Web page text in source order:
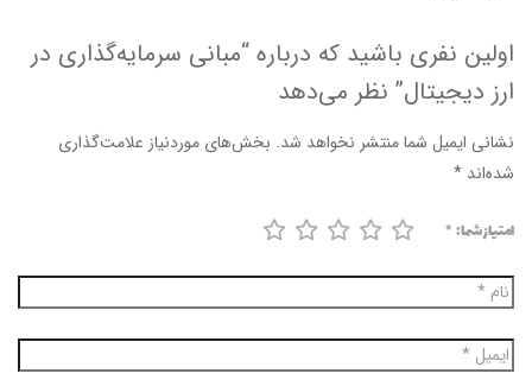
اولین نفری باشید که درباره “مبانی سرمایه‌گذاری در
ارز دیجیتال” نظر می‌دهد
نشانی ایمیل شما منتشر نخواهد شد. بخش‌های موردنیاز علامت‌گذاری
شده‌اند *
امتیاز شما:*